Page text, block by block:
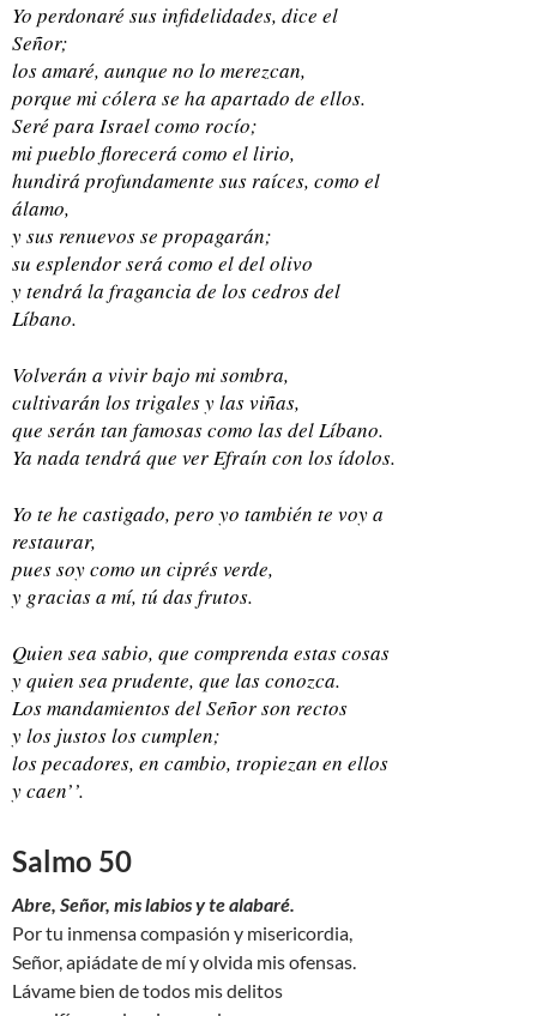
Yo perdonaré sus infidelidades, dice el
Señor;
los amaré, aunque no lo merezcan,
porque mi cólera se ha apartado de ellos.
Seré para Israel como rocío;
mi pueblo florecerá como el lirio,
hundirá profundamente sus raíces, como el
álamo,
y sus renuevos se propagarán;
su esplendor será como el del olivo
y tendrá la fragancia de los cedros del
Líbano.
Volverán a vivir bajo mi sombra,
cultivarán los trigales y las viñas,
que serán tan famosas como las del Líbano.
Ya nada tendrá que ver Efraín con los ídolos.
Yo te he castigado, pero yo también te voy a
restaurar,
pues soy como un ciprés verde,
y gracias a mí, tú das frutos.
Quien sea sabio, que comprenda estas cosas
y quien sea prudente, que las conozca.
Los mandamientos del Señor son rectos
y los justos los cumplen;
los pecadores, en cambio, tropiezan en ellos
y caen’’.
Salmo 50
Abre, Señor, mis labios y te alabaré.
Por tu inmensa compasión y misericordia,
Señor, apiádate de mí y olvida mis ofensas.
Lávame bien de todos mis delitos